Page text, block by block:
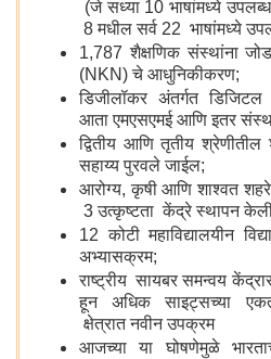
(जे सध्या 10 भाषांमध्ये
8 मधील सर्व 22 भाषांमध्ये
1,787 शैक्षणिक संस्थांना
(NKN) चे आधुनिकीकरण;
डिजीलॉकर अंतर्गत
आता एमएसएमई आणि इतर
द्वितीय आणि तृतीय श्रेणीतील
सहाय्य पुरवले जाईल;
आरोग्य, कृषी आणि शाश्वत शहरे
3 उत्कृष्टता केंद्रे स्थापन
12 कोटी महाविद्यालयीन
अभ्यासक्रम;
राष्ट्रीय सायबर समन्वय
हून अधिक साइट्सच्या
क्षेत्रात नवीन उपक्रम
आजच्या या घोषणेमुळे